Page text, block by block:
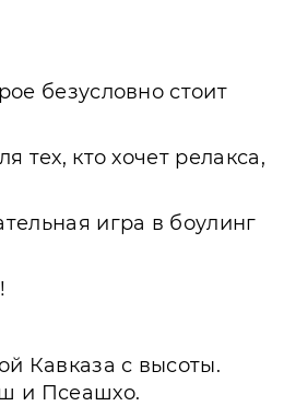
безусловно стоит
тех, кто хочет релакса,
игра в боулинг
Кавказа с высоты.
и Псеашхо.